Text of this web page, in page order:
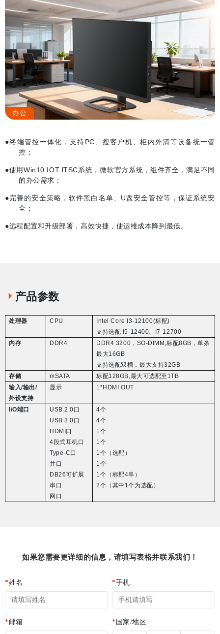
办公
●终端管控一体化，支持PC 、瘦客户机、柜内外清等设备统一管
控；
●使用Win10 IOT lTSC系统，微软官方系统，组件齐全，满足不同
的办公需求；
●完善的安全策略，软件黑白名单、 U盘安全管控等，保证系统安
全；
●远程配置和升级部署，高效快捷，使运维成本降到最低。
产品参数
处理器 CPU Intel Core I3-12100(标配)
支持选配 I5-12400、
I7-12700
内存
DDR4 DDR4 3200 ， SO-DIMM,标配8GB ，单条
最大16GB
支持选配双槽，最大支持32GB
存储
mSATA 标配128GB,最大可选配至 1TB
输入/输出/
外设支持
显示 1*HDMI OUT
I/O端口 USB 2.0口
USB 3.0口
HDMI 口
4段式耳机口
Type-C口
并口
DB26可扩展
串口
网口
4个
4个
1个
1个
1个（选配）
1个
1个（标配4串）
2个（其中 1个为选配）
如果您需要更详细的信息，请填写表格并联系我们！
*姓名 *手机
*邮箱 * 国家/地区